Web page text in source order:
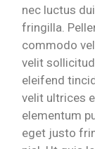
nec luctus
fringilla.
commodo
velit
eleifend
velit ultrices
elementum
eget justo